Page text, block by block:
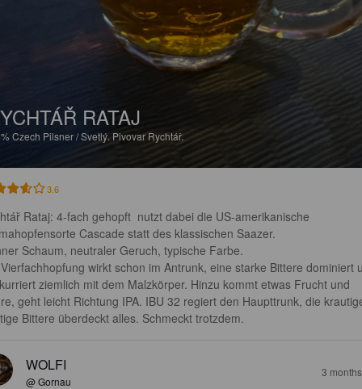
RATAJ
Czech Pilsner / Svetlý. Pivovar Rychtář.
3.6
Rataj: 4-fach gehopft  nutzt dabei die US-amerikanische
Cascade statt des klassischen Saazer.
Schaum, neutraler Geruch, typische Farbe.
wirkt schon im Antrunk, eine starke Bittere dominiert
ziemlich mit dem Malzkörper. Hinzu kommt etwas Frucht und
geht leicht Richtung IPA. IBU 32 regiert den Haupttrunk, die
Bittere überdeckt alles. Schmeckt trotzdem.
WOLFI
@ Gornau
3